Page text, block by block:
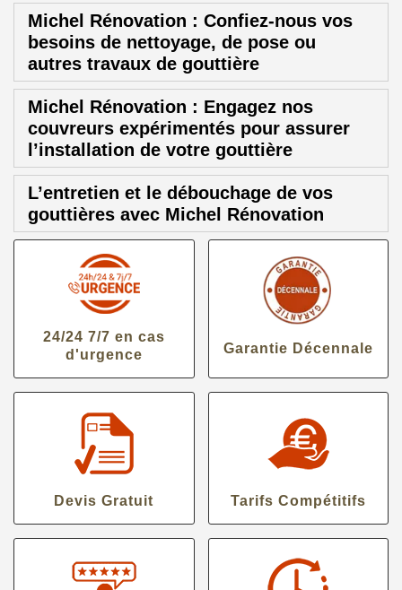
Michel Rénovation : Confiez-nous vos
besoins de nettoyage, de pose ou
autres travaux de gouttière
Michel Rénovation : Engagez nos
couvreurs expérimentés pour assurer
l’installation de votre gouttière
L’entretien et le débouchage de vos
gouttières avec Michel Rénovation
24/24 7/7 en cas
d'urgence
Garantie Décennale
Devis Gratuit Tarifs Compétitifs